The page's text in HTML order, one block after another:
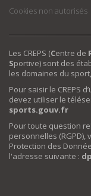
Cookies non autorisés
Les CREPS (Centre de
Sportive) sont des
les domaines du
Pour saisir le CREPS
devez utiliser le
sports.gouv.fr
Pour toute question
personnelles
Protection des
l'adresse suivante :